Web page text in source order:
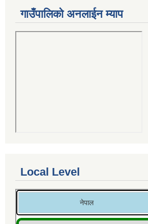
गाउँपालिको अनलाईन म्याप
Local Level